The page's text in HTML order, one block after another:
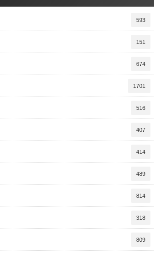
593
151
674
1701
516
407
414
489
814
318
809